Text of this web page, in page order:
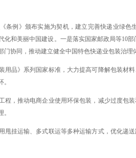
条例》颁布实施为契机，建立完善快递业绿色
化和美丽中国建设。一是落实国家邮政局等10
门协同，推动建立健全中国特色快递业包装治理
用品》系列国家标准，大力提高可降解包装材
程，推动电商企业使用环保包装，减少过度包
甩挂运输、多式联运等多种运输方式，优化递